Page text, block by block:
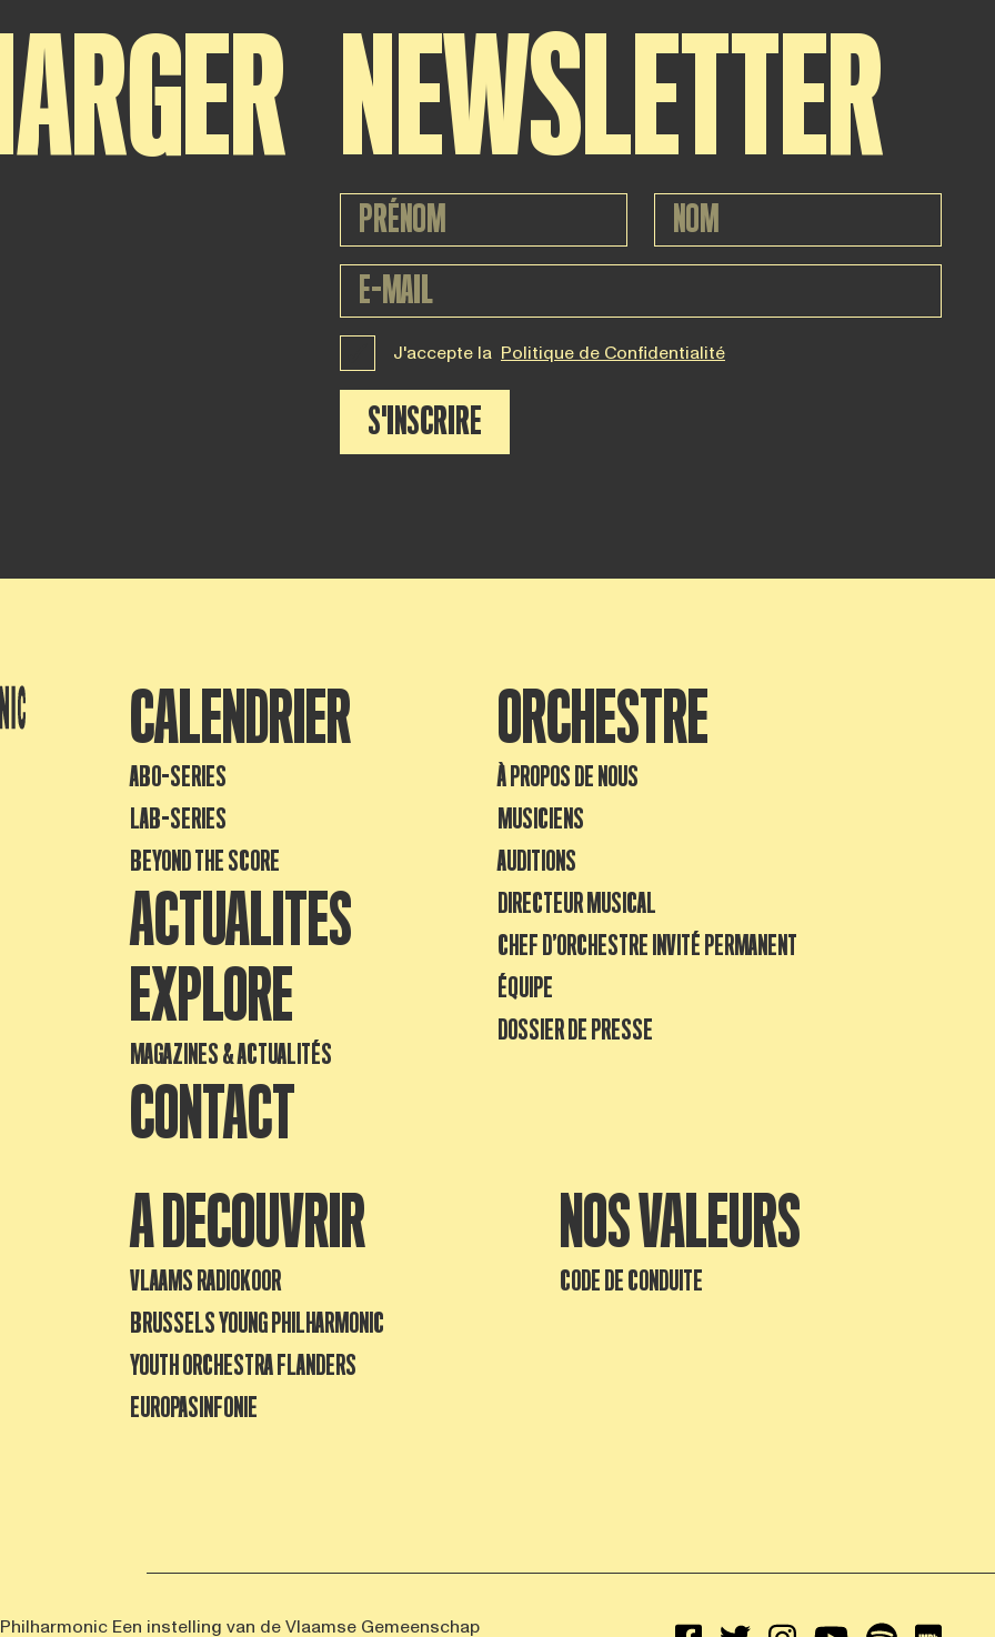
NEWSLETTER
J'accepte la Politique de Confidentialité
S'INSCRIRE
CALENDRIER
ABO-SERIES
LAB-SERIES
BEYOND THE SCORE
ACTUALITES
EXPLORE
MAGAZINES & ACTUALITÉS
CONTACT
ORCHESTRE
À PROPOS DE NOUS
MUSICIENS
AUDITIONS
DIRECTEUR MUSICAL
CHEF D’ORCHESTRE INVITÉ PERMANENT
ÉQUIPE
DOSSIER DE PRESSE
A DECOUVRIR
VLAAMS RADIOKOOR
BRUSSELS YOUNG PHILHARMONIC
YOUTH ORCHESTRA FLANDERS
EUROPASINFONIE
NOS VALEURS
CODE DE CONDUITE
Een instelling van de Vlaamse Gemeenschap